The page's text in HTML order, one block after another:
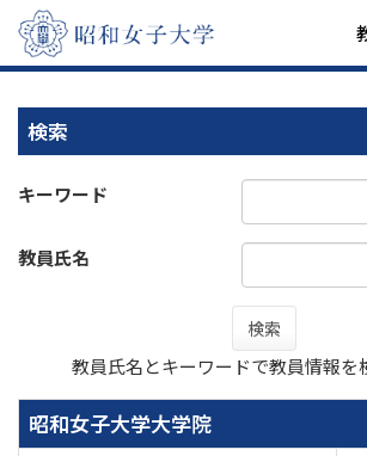
検索
キーワード
教員氏名
検索
教員氏名とキーワードで教員情報を
昭和女子大学大学院